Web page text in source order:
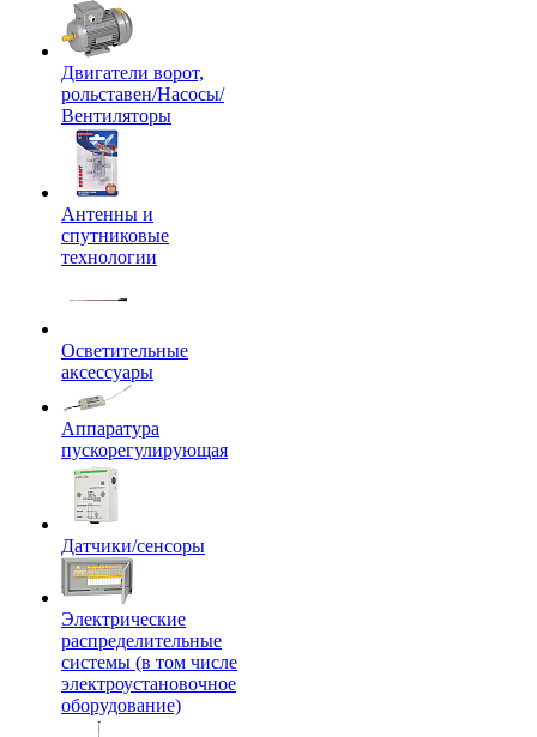
Двигатели ворот,
рольставен/Насосы/
Вентиляторы
Антенны и
спутниковые
технологии
Осветительные
аксессуары
Аппаратура
пускорегулирующая
Датчики/сенсоры
Электрические
распределительные
системы (в том числе
электроустановочное
оборудование)